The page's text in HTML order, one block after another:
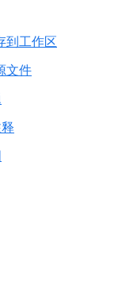
到工作区
文件